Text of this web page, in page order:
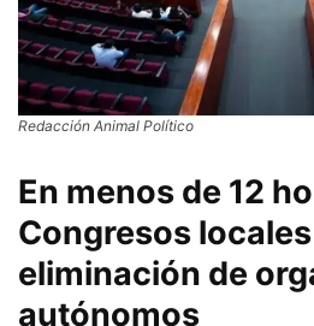
Redacción Animal Político
En menos de 12
Congresos
eliminación de
autónomos